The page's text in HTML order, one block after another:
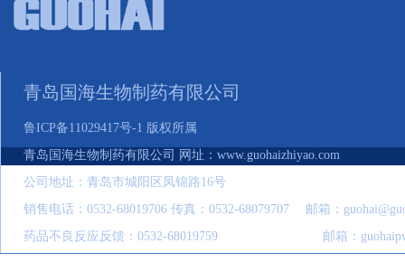
青岛国海生物制药有限公司
鲁ICP备11029417号-1 版权所属
青岛国海生物制药有限公司 网址：www.guohaizhiyao.com
公司地址：青岛市城阳区凤锦路16号
销售电话：0532-68019706 传真：0532-68079707 邮箱：
药品不良反应反馈：0532-68019759 邮箱：